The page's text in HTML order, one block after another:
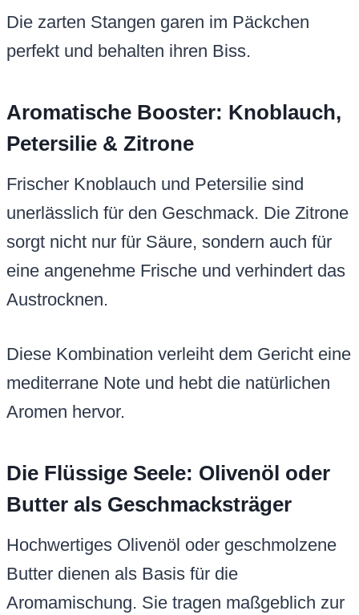
Die zarten Stangen garen im Päckchen
perfekt und behalten ihren Biss.
Aromatische Booster: Knoblauch,
Petersilie & Zitrone
Frischer Knoblauch und Petersilie sind
unerlässlich für den Geschmack. Die Zitrone
sorgt nicht nur für Säure, sondern auch für
eine angenehme Frische und verhindert das
Austrocknen.
Diese Kombination verleiht dem Gericht eine
mediterrane Note und hebt die natürlichen
Aromen hervor.
Die Flüssige Seele: Olivenöl oder
Butter als Geschmacksträger
Hochwertiges Olivenöl oder geschmolzene
Butter dienen als Basis für die
Aromamischung. Sie tragen maßgeblich zur